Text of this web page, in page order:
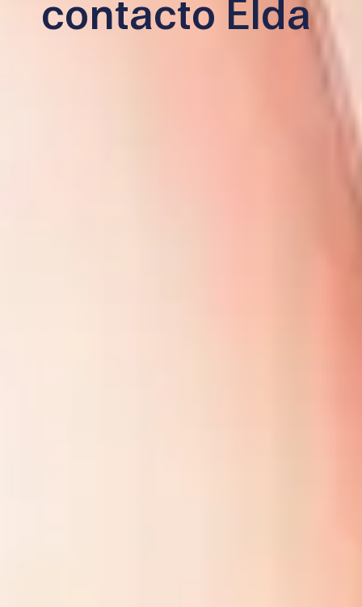
contacto Elda